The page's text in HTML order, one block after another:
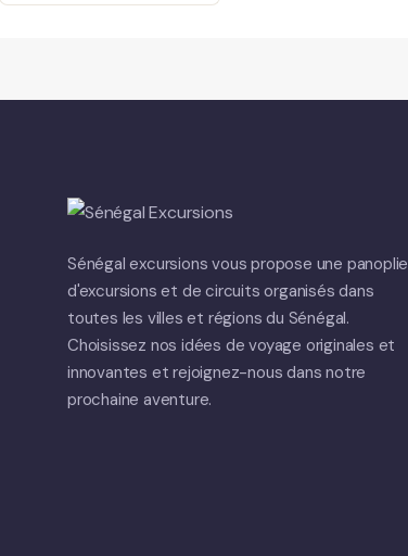
Sénégal excursions vous propose une panoplie
d'excursions et de circuits organisés dans
toutes les villes et régions du Sénégal.
Choisissez nos idées de voyage originales et
innovantes et rejoignez-nous dans notre
prochaine aventure.